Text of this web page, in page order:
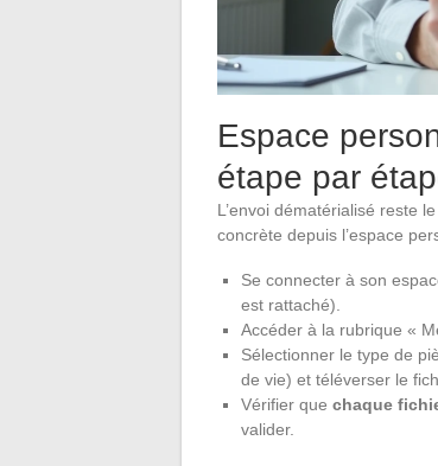
Espace
étape par
L’envoi dématérialisé reste
concrète depuis l’espace
Se connecter à son
est rattaché).
Accéder à la rubrique «
Sélectionner le type de
de vie) et téléverser le
Vérifier que chaque
valider.